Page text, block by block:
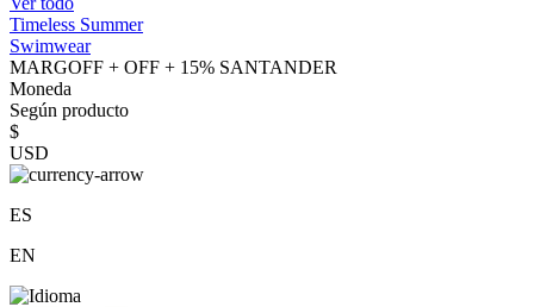
Timeless Summer
Swimwear
MARGOFF + OFF + 15% SANTANDER
Moneda
Según producto
$
USD
ES
EN